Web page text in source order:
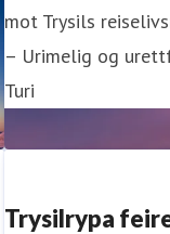
mot Trysils
– Urimelig og
Turi
Trysilrypa